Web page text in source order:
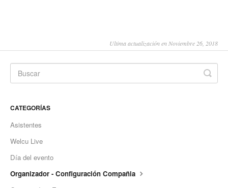
Ultima actualización en Noviembre 26, 2018
CATEGORÍAS
Asistentes
Welcu Live
Día del evento
Organizador - Configuración Compañia